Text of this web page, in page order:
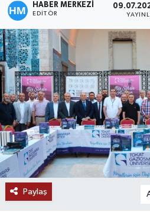
HABER MERKEZİ
EDITÖR
Paylaş